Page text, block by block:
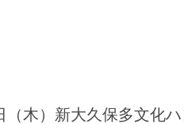
（木）新大久保多文化